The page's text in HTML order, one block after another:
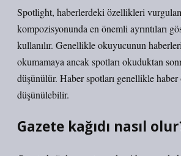
Spotlight, haberlerdeki özellikleri
kompozisyonunda en önemli ayrıntıları
kullanılır. Genellikle okuyucunun
okumamaya ancak spotları okuduktan
düşünülür. Haber spotları genellikle
düşünülebilir.
Gazete kağıdı nasıl